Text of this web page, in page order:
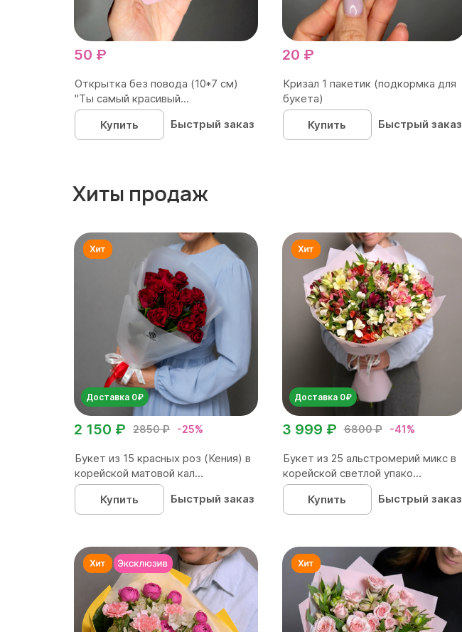
50 ₽
Открытка без повода (10*7 см)
"Ты самый красивый...
Купить
Быстрый заказ
20 ₽
Кризал 1 пакетик (подкормка для
букета)
Купить
Быстрый заказ
Хиты продаж
Доставка 0₽
2850 ₽ -25%
2 150 ₽
Букет из 15 красных роз (Кения) в
корейской матовой кал...
Купить
Быстрый заказ
Доставка 0₽
6800 ₽ -41%
3 999 ₽
Букет из 25 альстромерий микс в
корейской светлой упако...
Купить
Быстрый заказ